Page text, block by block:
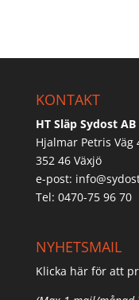
KONTAKT
HT Släp Sydost AB
Hjalmar Petris Väg
352 46 Växjö
e-post:
Tel: 0470-75 96 70
NYHETSMAIL
Klicka här för att